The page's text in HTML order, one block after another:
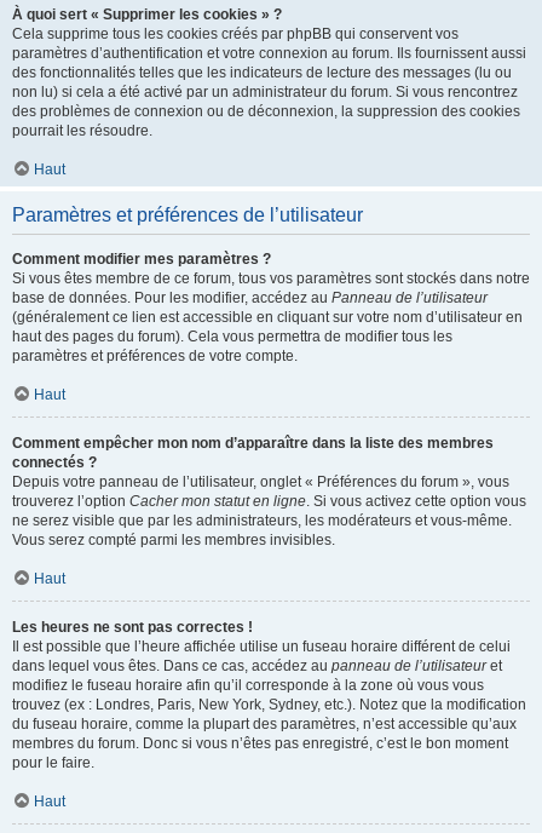
À quoi sert « Supprimer les cookies » ?
Cela supprime tous les cookies créés par phpBB qui conservent vos
paramètres d’authentification et votre connexion au forum. Ils fournissent aussi
des fonctionnalités telles que les indicateurs de lecture des messages (lu ou
non lu) si cela a été activé par un administrateur du forum. Si vous rencontrez
des problèmes de connexion ou de déconnexion, la suppression des cookies
pourrait les résoudre.
Haut
Paramètres et préférences de l’utilisateur
Comment modifier mes paramètres ?
Si vous êtes membre de ce forum, tous vos paramètres sont stockés dans notre
base de données. Pour les modifier, accédez au Panneau de l’utilisateur
(généralement ce lien est accessible en cliquant sur votre nom d’utilisateur en
haut des pages du forum). Cela vous permettra de modifier tous les
paramètres et préférences de votre compte.
Haut
Comment empêcher mon nom d’apparaître dans la liste des membres
connectés ?
Depuis votre panneau de l’utilisateur, onglet « Préférences du forum », vous
trouverez l’option Cacher mon statut en ligne. Si vous activez cette option vous
ne serez visible que par les administrateurs, les modérateurs et vous-même.
Vous serez compté parmi les membres invisibles.
Haut
Les heures ne sont pas correctes !
Il est possible que l’heure affichée utilise un fuseau horaire différent de celui
dans lequel vous êtes. Dans ce cas, accédez au panneau de l’utilisateuret
modifiez le fuseau horaire afin qu’il corresponde à la zone où vous vous
trouvez (ex : Londres, Paris, New York, Sydney, etc.). Notez que la modification
du fuseau horaire, comme la plupart des paramètres, n’est accessible qu’aux
membres du forum. Donc si vous n’êtes pas enregistré, c’est le bon moment
pour le faire.
Haut